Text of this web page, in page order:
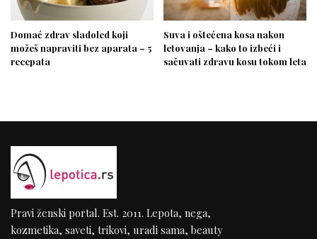
Domać zdrav sladoled koji
možeš napraviti bez aparata – 5
recepata
Suva i oštećena kosa nakon
letovanja – kako to izbeći i
sačuvati zdravu kosu tokom leta
Pravi ženski portal. Est. 2011. Lepota, nega,
kozmetika, saveti, trikovi, uradi sama, beauty